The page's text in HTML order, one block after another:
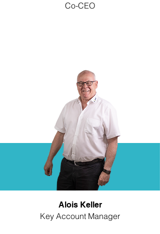
Co-CEO
Alois Keller
Key Account Manager